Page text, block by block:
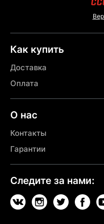
Как купить
Доставка
Оплата
О нас
Контакты
Гарантии
Следите за нами: